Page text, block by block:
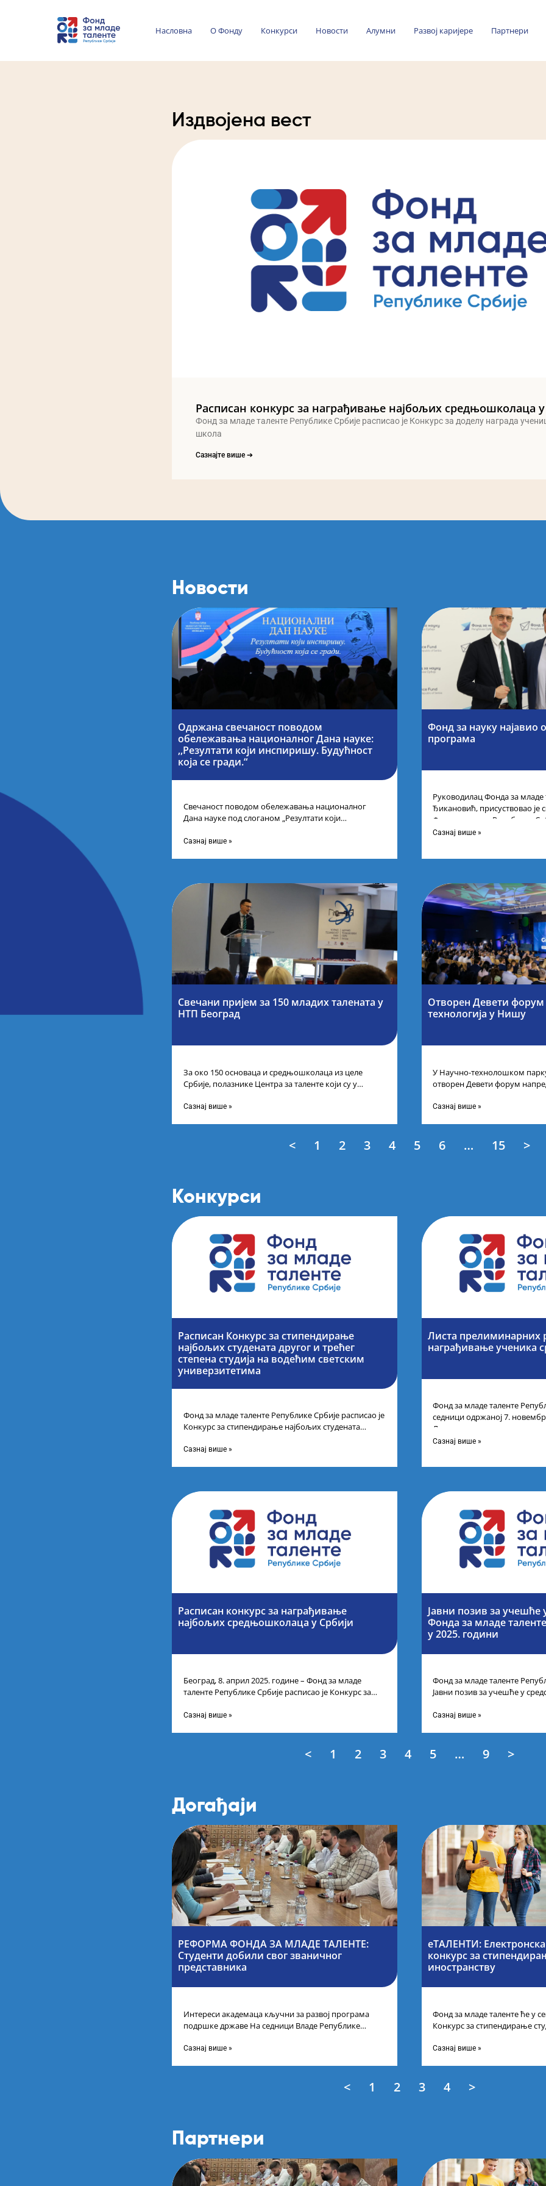
Насловна О Фонду Конкурси Новости Алумни Развој каријере Партнери
Издвојена вест
Расписан конкурс за награђивање најбољих средњошколаца у
Фонд за младе таленте Републике Србије расписао је Конкурс за доделу награда
школа
Сазнајте више ➔
Новости
Одржана свечаност поводом
обележавања националног Дана науке:
,,Резултати који инспиришу. Будућност
која се гради.“
Свечаност поводом обележавања националног
Дана науке под слоганом „Резултати који
организацији Министарства
Сазнај више »
Фонд за науку најавио
програма
Руководилац Фонда за
Ђикановић, присуствовао је
Фонда за науку Републике
Научно-технолошком парку
Сазнај више »
Свечани пријем за 150 младих талената у
НТП Београд
За око 150 основаца и средњошколаца из целе
Србије, полазнике Центра за таленте који су у
Сазнај више »
Отворен Девети
технологија у Нишу
У Научно-технолошком
отворен Девети форум
покровитељство
Сазнај више »
< 1 2 3 4 5 6 … 15 >
Конкурси
Расписан Конкурс за стипендирање
најбољих студената другог и трећег
степена студија на водећим светским
универзитетима
Фонд за младе таленте Републике Србије расписао је
Конкурс за стипендирање најбољих студената
Сазнај више »
Листа прелиминарних
награђивање ученика
Фонд за младе таленте
седници одржаној 7.
Листу прелиминарних
Сазнај више »
Расписан конкурс за награђивање
најбољих средњошколаца у Србији
Београд, 8. април 2025. године – Фонд за младе
таленте Републике Србије расписао је Конкурс за
Сазнај више »
Јавни позив за учешће
Фонда за младе
у 2025. години
Фонд за младе таленте
Јавни позив за учешће у
Сазнај више »
< 1 2 3 4 5 … 9 >
Догађаји
РЕФОРМА ФОНДА ЗА МЛАДЕ ТАЛЕНТЕ:
Студенти добили свог званичног
представника
Интереси академаца кључни за развој програма
подршке државе На седници Владе Републике
Сазнај више »
еТАЛЕНТИ: Електронска
конкурс за
иностранству
Фонд за младе таленте ће у
Конкурс за стипендирање
Сазнај више »
< 1 2 3 4 >
Партнери